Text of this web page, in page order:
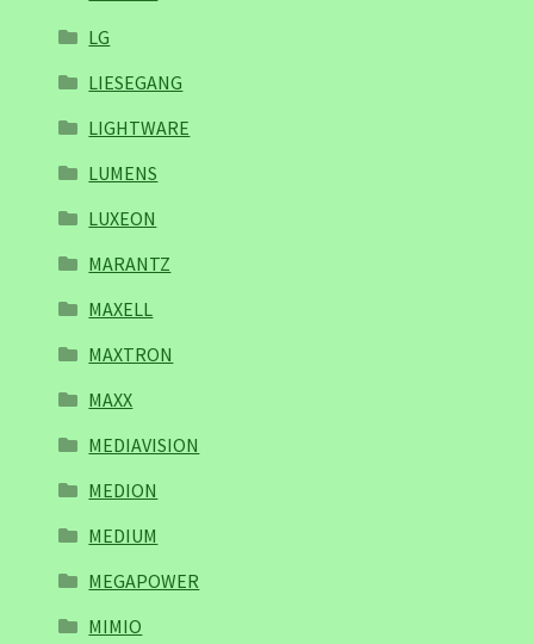
LG
LIESEGANG
LIGHTWARE
LUMENS
LUXEON
MARANTZ
MAXELL
MAXTRON
MAXX
MEDIAVISION
MEDION
MEDIUM
MEGAPOWER
MIMIO